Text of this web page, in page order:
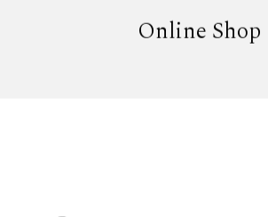
Online Shop